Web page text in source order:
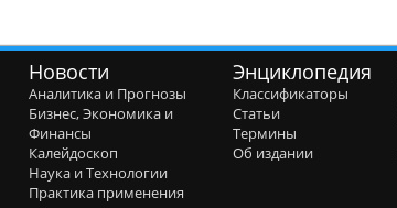
Новости
Аналитика и Прогнозы
Бизнес, Экономика и
Финансы
Калейдоскоп
Наука и Технологии
Практика применения
Энциклопедия
Классификаторы
Статьи
Термины
Об издании